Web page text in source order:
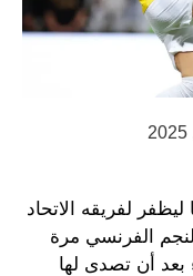
لفريقه الاتحاد
الفرنسي مرة
أن تصدى لها